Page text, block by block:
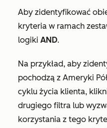
Aby zidentyfikować
kryteria w ramach
logiki AND.
Na przykład, aby
pochodzą z Ameryki
cyklu życia klienta,
drugiego filtra lub
korzystania z tego